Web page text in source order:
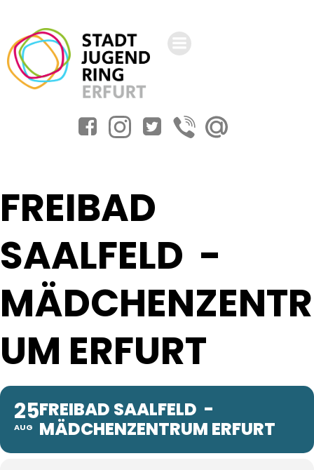
springen
FREIBAD
SAALFELD -
MÄDCHENZENTR
UM ERFURT
25
AUG
FREIBAD SAALFELD -
MÄDCHENZENTRUM ERFURT